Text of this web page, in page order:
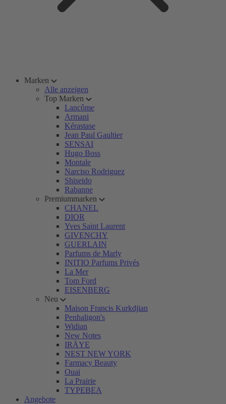
Marken
Alle anzeigen
Top Marken
Lancôme
Armani
Kérastase
Jean Paul Gaultier
SENSAI
Hugo Boss
Montale
Narciso Rodriguez
Shiseido
Rabanne
Premiummarken
CHANEL
DIOR
Yves Saint Laurent
GIVENCHY
GUERLAIN
Parfums de Marly
INITIO Parfums Privés
La Mer
Tom Ford
EISENBERG
Neu
Maison Francis Kurkdjian
Penhaligon's
Widian
New Notes
IRÄYE
NEST NEW YORK
Farmacy Beauty
Ouai
La Prairie
TYPEBEA
Angebote